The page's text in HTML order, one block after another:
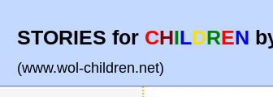
STORIES for CHILDREN
(www.wol-children.net)